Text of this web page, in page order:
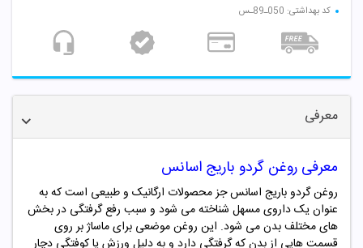
کد بهداشتی: 050ـ89ـس
معرفی
معرفی روغن گردو باریج اسانس
روغن گردو باریج اسانس جز محصولات ارگانیک و طبیعی است که به
عنوان یک داروی مسهل شناخته می شود و سبب رفع گرفتگی در بخش
های مختلف بدن می شود. این روغن موضعی برای ماساژ بر روی
قسمت هایی از بدن که گرفتگی دارد و به دلیل ورزش یا کوفتگی دچار